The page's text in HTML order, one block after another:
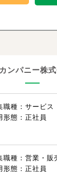
ンパニー株
職種：サービス
形態：正社員
職種：営業・販
形態：正社員